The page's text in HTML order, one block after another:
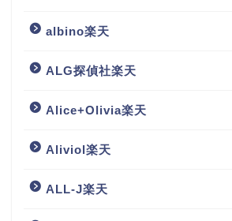
albino楽天
ALG探偵社楽天
Alice+Olivia楽天
Aliviol楽天
ALL-J楽天